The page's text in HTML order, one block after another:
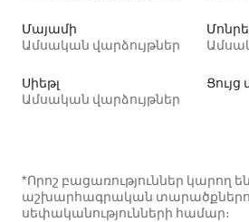
Մայամի
Ամսական վարձույթներ
Սիեթլ
Ամսական վարձույթներ
*Որոշ բացառություններ կարող
աշխարհագրական
սեփականությունների համար։